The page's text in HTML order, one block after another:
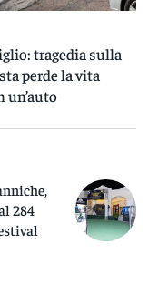
tragedia sulla
perde la vita
un’auto
284